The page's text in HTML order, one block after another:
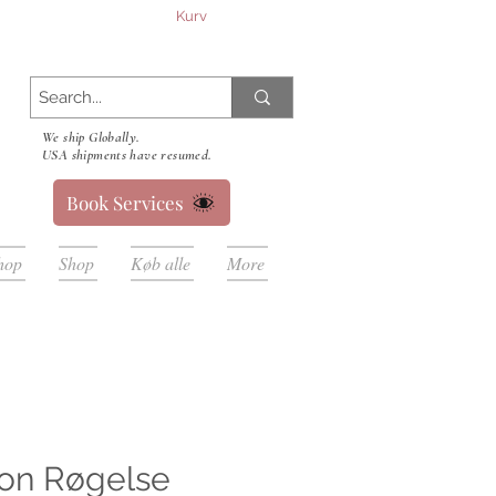
Kurv
We ship Globally.
USA shipments have resumed.
Book Services
Shop Køb alle More
Røgelse